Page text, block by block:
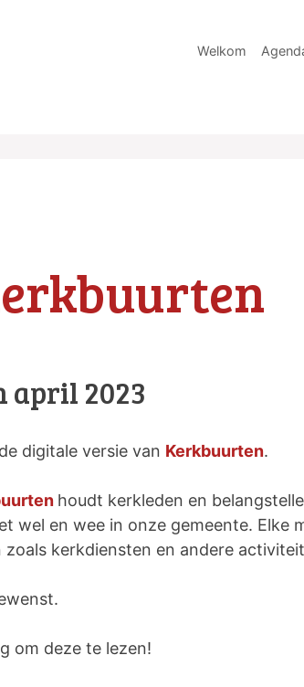
Welkom
april 2023
digitale versie van Kerkbuurten.
houdt kerkleden en
wel en wee in onze gemeente. Elke
zoals kerkdiensten en andere
om deze te lezen!